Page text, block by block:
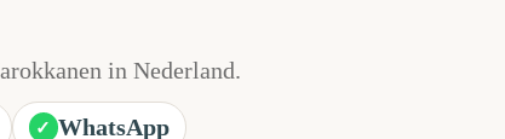
in Nederland.
✓ WhatsApp